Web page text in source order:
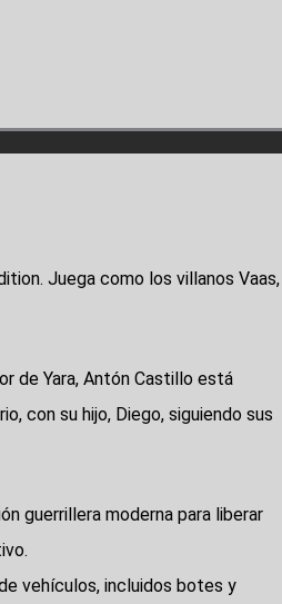
Juega como los villanos Vaas,
de Yara, Antón Castillo está
con su hijo, Diego, siguiendo sus
guerrillera moderna para liberar
vehículos, incluidos botes y